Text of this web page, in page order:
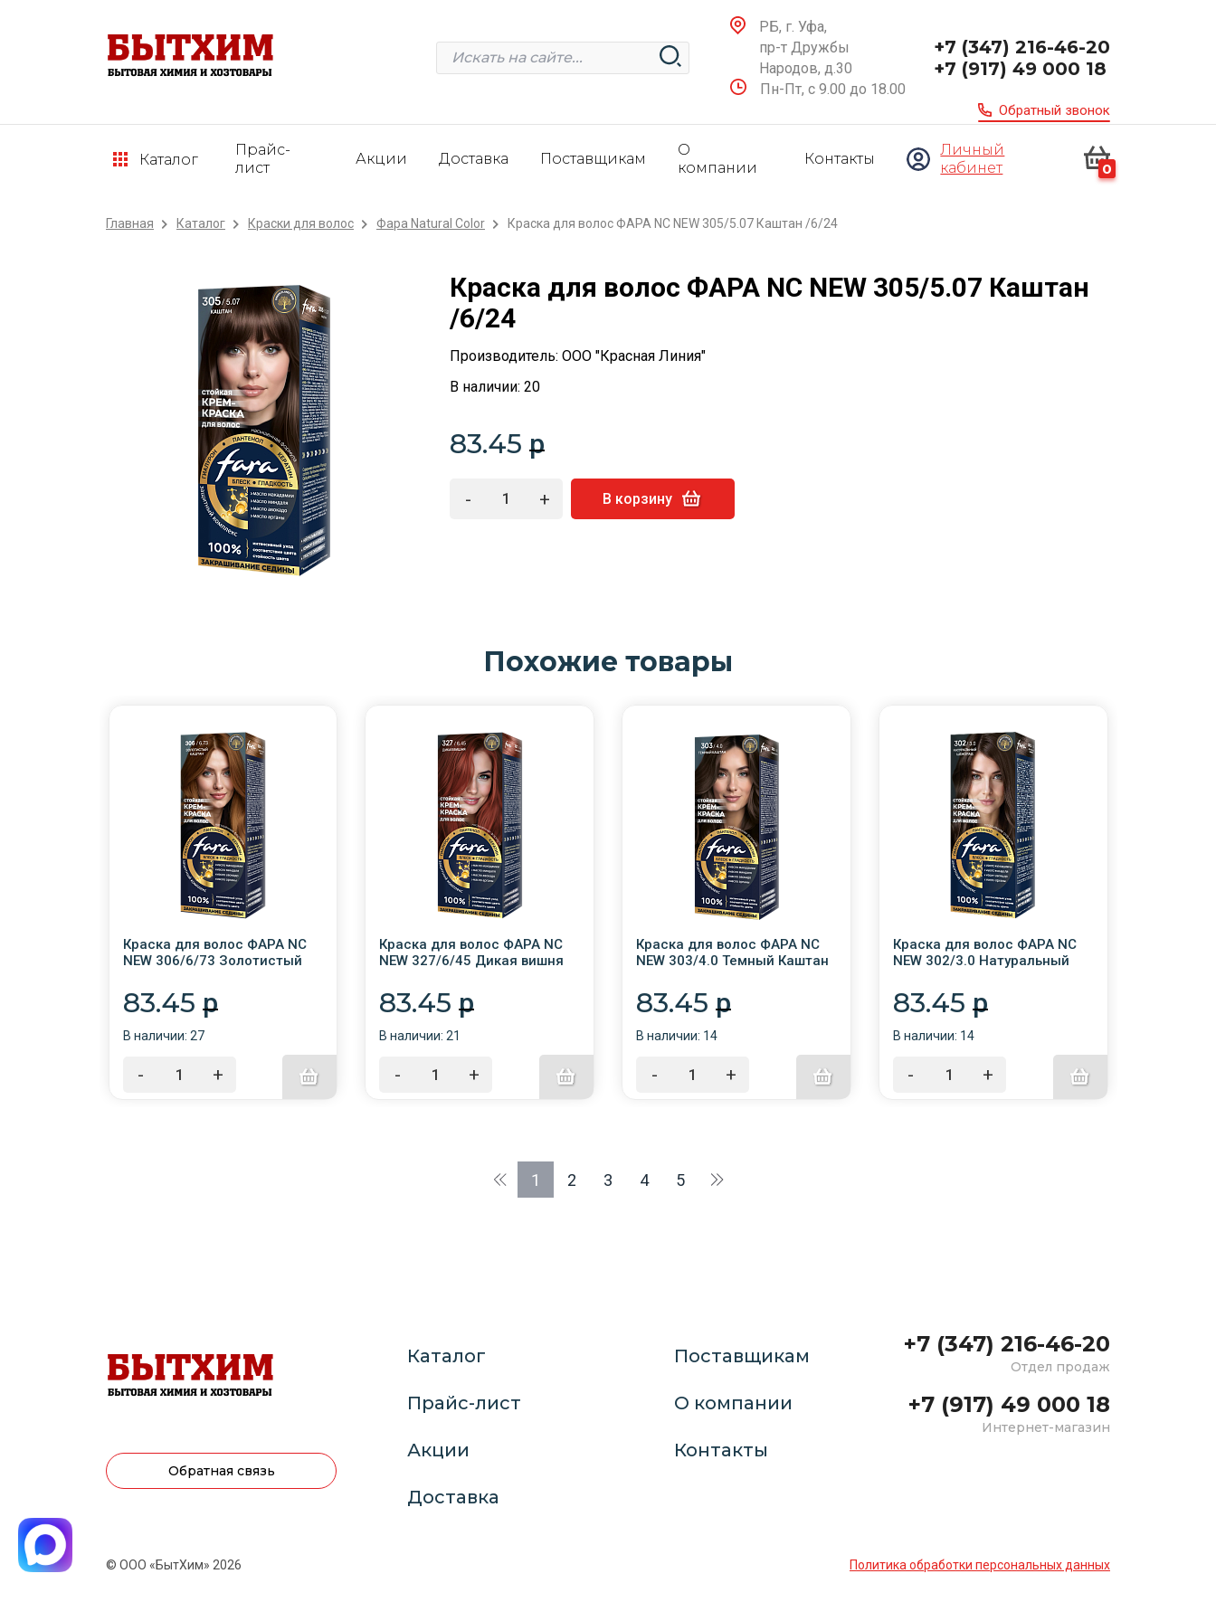
РБ, г. Уфа,
пр-т Дружбы
Народов, д.30
Пн-Пт, с 9.00 до 18.00
+7 (347) 216-46-20
+7 (917) 49 000 18
Обратный звонок
Каталог
Прайс-
лист
Акции Доставка Поставщикам
О
компании
Контакты
Личный
кабинет
0
Главная Каталог Краски для волос Фара Natural Color Краска для волос ФАРА NC NEW 305/5.07 Каштан /6/24
Краска для волос ФАРА NC NEW 305/5.07 Каштан
/6/24
Производитель: ООО "Красная Линия"
В наличии: 20
83.45 p
- + В корзину
Похожие товары
Краска для волос ФАРА NC
NEW 306/6/73 Золотистый
83.45 p
В наличии: 27
- +
Краска для волос ФАРА NC
NEW 327/6/45 Дикая вишня
83.45p
В наличии: 21
- +
Краска для волос ФАРА NC
NEW 303/4.0 Темный Каштан
83.45 p
В наличии: 14
- +
Краска для волос ФАРА NC
NEW 302/3.0 Натуральный
83.45 p
В наличии: 14
- +
1 2 3 4 5
Обратная связь
Каталог
Прайс-лист
Акции
Доставка
Поставщикам
О компании
Контакты
+7 (347) 216-46-20
Отдел продаж
+7 (917) 49 000 18
Интернет-магазин
© ООО «БытХим» 2026 Политика обработки персональных данных